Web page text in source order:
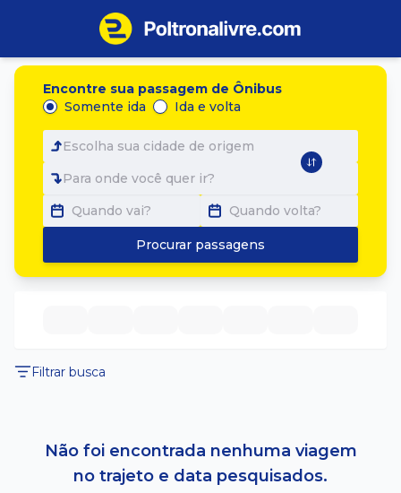
Encontre sua passagem de Ônibus
Somente ida
Ida e volta
Escolha sua cidade de origem
Para onde você quer ir?
Quando vai?
Quando volta?
Procurar passagens
Filtrar busca
Não foi encontrada nenhuma viagem
no trajeto e data pesquisados.